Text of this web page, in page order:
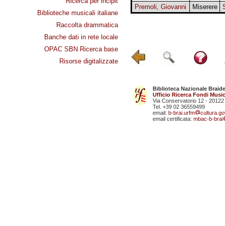
Biblioteche musicali italiane
Raccolta drammatica
Banche dati in rete locale
OPAC SBN Ricerca base
Risorse digitalizzate
Premoli, Giovanni
Miserere
Biblioteca Nazionale
Ufficio Ricerca Fondi
Via Conservatorio 12 - 20122
Tel. +39 02 36559499
email: b-brai.urfm
email certificata: mbac-b-brai